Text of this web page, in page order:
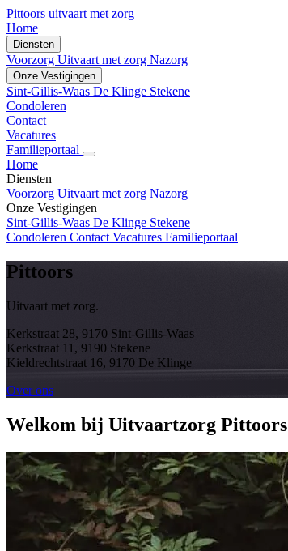
Pittoors uitvaart met zorg
Home
Diensten
Voorzorg Uitvaart met zorg Nazorg
Onze Vestigingen
Sint-Gillis-Waas De Klinge Stekene
Condoleren
Contact
Vacatures
Familieportaal
Home
Diensten
Voorzorg Uitvaart met zorg Nazorg
Onze Vestigingen
Sint-Gillis-Waas De Klinge Stekene
Condoleren Contact Vacatures Familieportaal
Pittoors
Uitvaart met zorg.
Kerkstraat 28, 9170 Sint-Gillis-Waas
Kerkstraat 11, 9190 Stekene
Kieldrechtstraat 16, 9170 De Klinge
Over ons
Welkom bij Uitvaartzorg Pittoors